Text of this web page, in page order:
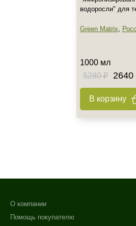
водоросли" для
Green Matrix,
1000 мл
5280 ₽
2640
В корзину
О компании
Помощь покупателю
+7 (929) 933-